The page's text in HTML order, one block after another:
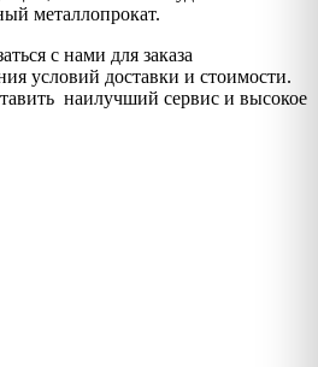
металлопрокат.
с нами для заказа
условий доставки и стоимости.
наилучший сервис и высокое